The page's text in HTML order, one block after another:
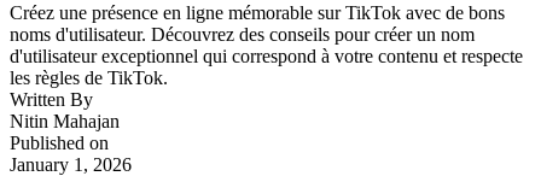
Créez une présence en ligne mémorable sur TikTok avec de bons
noms d'utilisateur. Découvrez des conseils pour créer un nom
d'utilisateur exceptionnel qui correspond à votre contenu et respecte
les règles de TikTok.
Written By
Nitin Mahajan
Published on
January 1, 2026